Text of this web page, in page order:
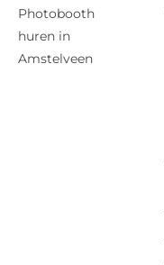
Photobooth
huren in
Amstelveen